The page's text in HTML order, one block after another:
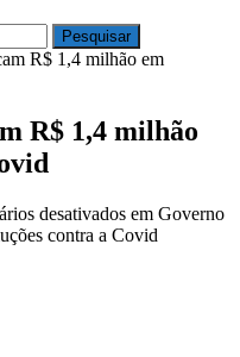
R$ 1,4 milhão em
R$ 1,4 milhão
desativados em Governo
contra a Covid